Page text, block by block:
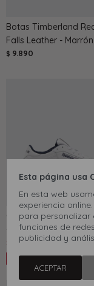
Esta página usa
En esta web
experiencia
para personalizar
funciones de
publicidad y
ACEPTAR
Botas Timberland
Falls Leather - Marrón
$ 9.890
Championes Reebok
- Blanco
3.672 $ 4.590
20